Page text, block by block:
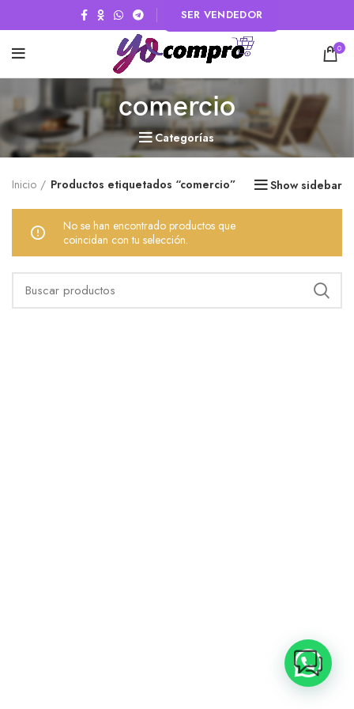
SER VENDEDOR
0
comercio
Categorías
Inicio Productos etiquetados “comercio” Show sidebar
No se han encontrado productos que
coincidan con tu selección.